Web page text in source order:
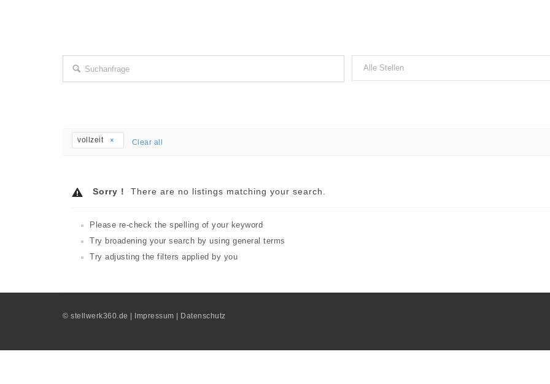
vollzeit Clear all
Sorry ! There are no listings matching your search.
Please re-check the spelling of your keyword
Try broadening your search by using general terms
Try adjusting the filters applied by you
© stellwerk360.de Impressum Datenschutz